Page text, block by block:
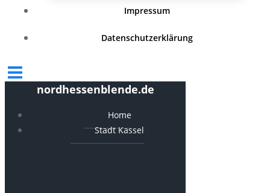
Impressum
Datenschutzerklärung
nordhessenblende.de
Home
Stadt Kassel